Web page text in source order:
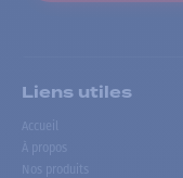
Liens utiles
Accueil
À propos
Nos produits